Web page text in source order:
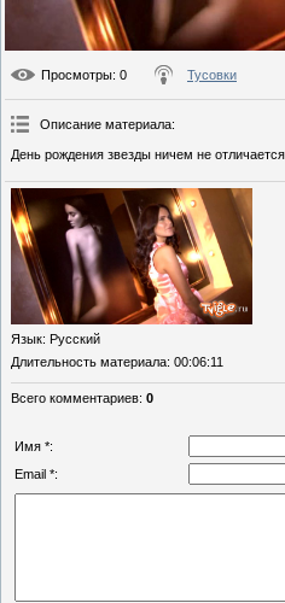
Просмотры: 0 Тусовки
Описание материала:
День рождения звезды ничем не
Язык: Русский
Длительность материала: 00:06:11
Всего комментариев: 0
Имя *:
Email *: